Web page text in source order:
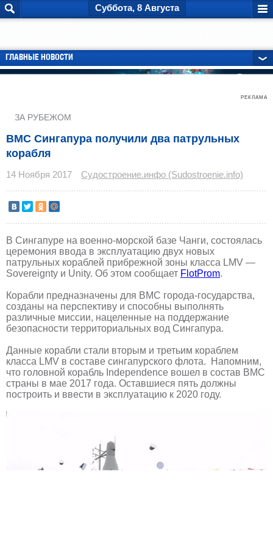
Суббота, 8 Августа
ГЛАВНЫЕ НОВОСТИ
РЕКЛАМА
ЗА РУБЕЖОМ
ВМС Сингапура получили два патрульных
корабля
14 Ноября 2017 Судостроение.инфо (Sudostroenie.info)
В Сингапуре на военно-морской базе Чанги, состоялась
церемония ввода в эксплуатацию двух новых
патрульных кораблей прибрежной зоны класса LMV —
Sovereignty и Unity. Об этом сообщает FlotProm.
Корабли предназначены для ВМС города-государства,
созданы на перспективу и способны выполнять
различные миссии, нацеленные на поддержание
безопасности территориальных вод Сингапура.
Данные корабли стали вторым и третьим кораблем
класса LMV в составе сингапурского флота. Напомним,
что головной корабль Independence вошел в состав ВМС
страны в мае 2017 года. Оставшиеся пять должны
построить и ввести в эксплуатацию к 2020 году.